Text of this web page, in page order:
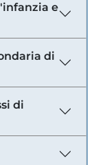
e
di
di